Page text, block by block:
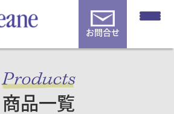
お問合せ
Products
商品一覧